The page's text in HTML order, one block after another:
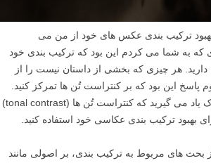
ترکیب بندی عکس های خود از من می
که به شما می کردم این بود که ترکیب بندی خود
هر چیزی که بخشی از داستان نیست را از
این بود که بر کنتراست تُن ها تمرکز کنید.
در این آموزش کوتاه لنزک یاد می گیرید که کنتراست تُن ها (tonal contrast)
بهبود ترکیب بندی عکاسی خود استفاده کنید.
بحث های مربوط به ترکیب بندی، بر اصولی مانند